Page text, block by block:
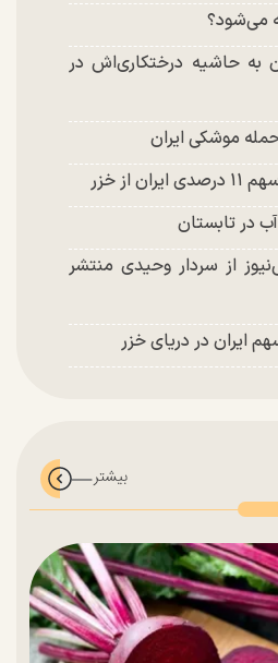
می‌شود؟
به حاشیه درختکاری‌اش در
حمله موشکی ایران
خزر
در تابستان
از سردار وحیدی منتشر
ایران در دریای خزر